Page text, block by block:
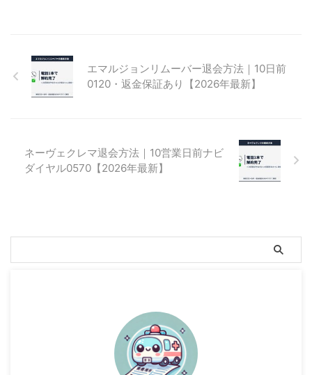
エマルジョンリムーバー退会方法｜10日前
0120・返金保証あり【2026年最新】
ネーヴェクレマ退会方法｜10営業日前ナビ
ダイヤル0570【2026年最新】